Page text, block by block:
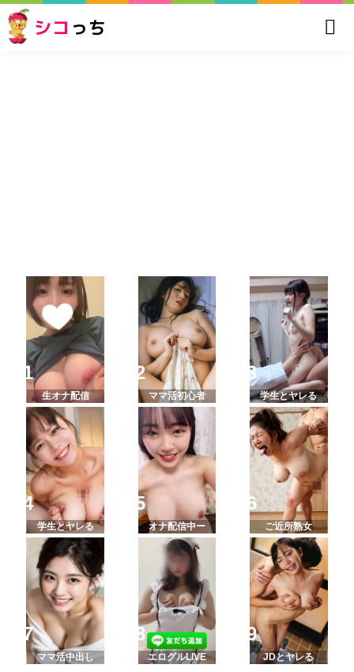
シコ っち
生オナ配信 ママ活初心者 学生とヤレる
学生とヤレる オナ配信中ー ご近所熟女
ママ活中出し エログルLIVE JDとヤレる